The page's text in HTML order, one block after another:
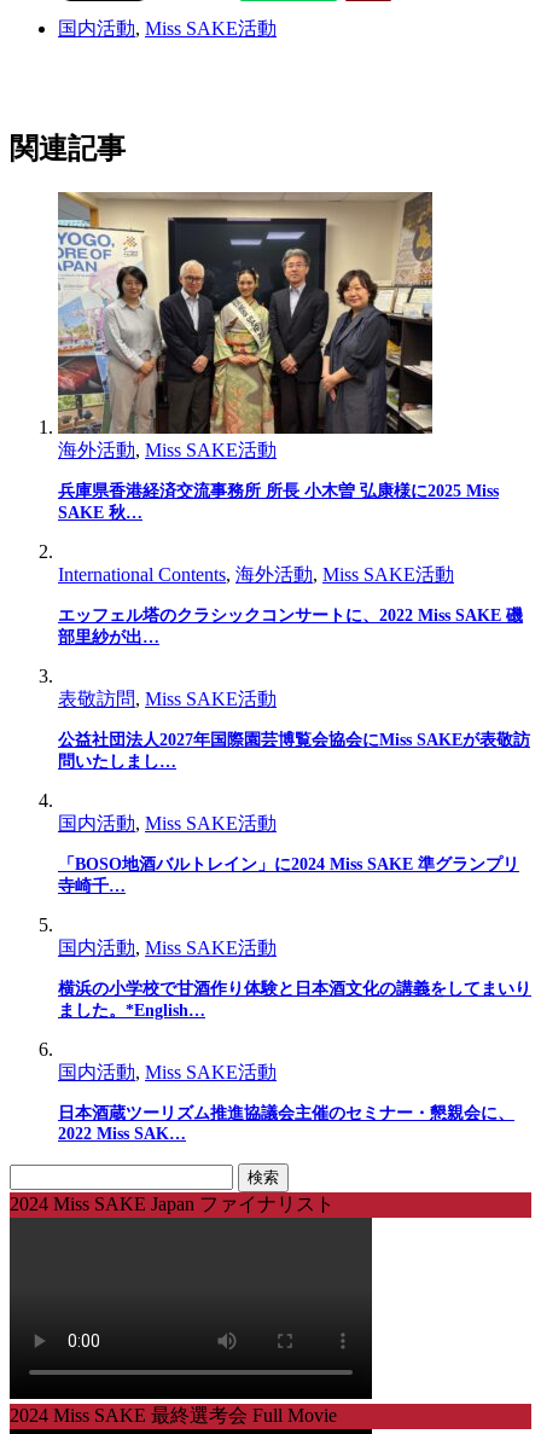
国内活動, Miss SAKE活動
関連記事
海外活動, Miss SAKE活動
兵庫県香港経済交流事務所 所長 小木曽 弘康様に2025 Miss
SAKE 秋…
International Contents, 海外活動, Miss SAKE活動
エッフェル塔のクラシックコンサートに、2022 Miss SAKE 磯
部里紗が出…
表敬訪問, Miss SAKE活動
公益社団法人2027年国際園芸博覧会協会にMiss SAKEが表敬訪
問いたしまし…
国内活動, Miss SAKE活動
「BOSO地酒バルトレイン」に2024 Miss SAKE 準グランプリ
寺崎千…
国内活動, Miss SAKE活動
横浜の小学校で甘酒作り体験と日本酒文化の講義をしてまいり
ました。*English…
国内活動, Miss SAKE活動
日本酒蔵ツーリズム推進協議会主催のセミナー・懇親会に、
2022 Miss SAK…
索:
2024 Miss SAKE Japan ファイナリスト
2024 Miss SAKE 最終選考会 Full Movie